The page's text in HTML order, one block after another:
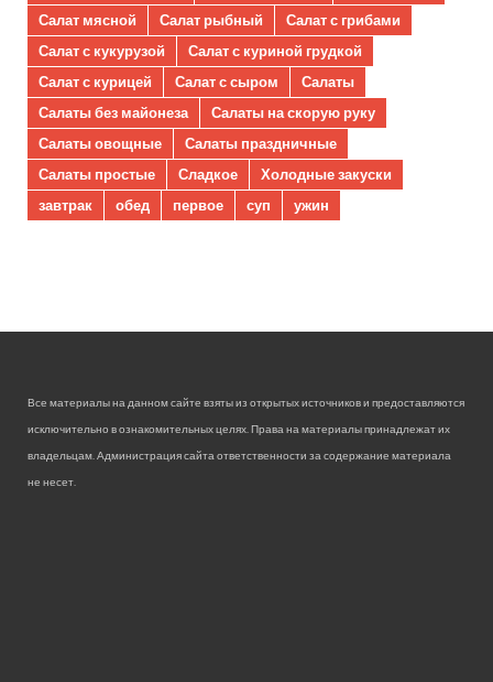
Салат мясной
Салат рыбный
Салат с грибами
Салат с кукурузой
Салат с куриной грудкой
Салат с курицей
Салат с сыром
Салаты
Салаты без майонеза
Салаты на скорую руку
Салаты овощные
Салаты праздничные
Салаты простые
Сладкое
Холодные закуски
завтрак
обед первое суп ужин
Все материалы на данном сайте взяты из открытых источников и предоставляются
исключительно в ознакомительных целях. Права на материалы принадлежат их
владельцам. Администрация сайта ответственности за содержание материала
не несет.